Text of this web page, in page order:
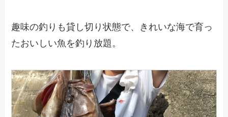
趣味の釣りも貸し切り状態で、きれいな海で育っ
たおいしい魚を釣り放題。